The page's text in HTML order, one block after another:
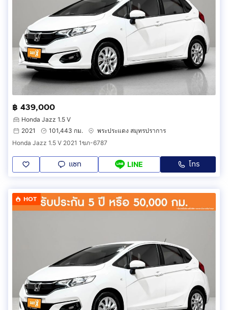
฿ 439,000
Honda Jazz 1.5 V
2021
101,443 กม.
พระประแดง สมุทรปราการ
Honda Jazz 1.5 V 2021 1ขภ-6787
แชท LINE โทร
HOT